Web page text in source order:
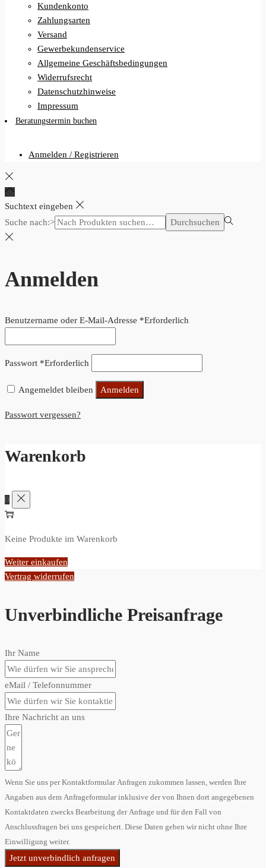
Kundenkonto
Zahlungsarten
Versand
Gewerbekundenservice
Allgemeine Geschäftsbedingungen
Widerrufsrecht
Datenschutzhinweise
Impressum
Beratungstermin buchen
Anmelden / Registrieren
Suchtext eingeben
Suche nach:>
Durchsuchen
Anmelden
Benutzername oder E-Mail-Adresse *Erforderlich
Passwort *Erforderlich
Angemeldet bleiben Anmelden
Passwort vergessen?
Warenkorb
0
Keine Produkte im Warenkorb
Weiter einkaufen
Vertrag widerrufen
Unverbindliche Preisanfrage
Ihr Name
eMail / Telefonnummer
Ihre Nachricht an uns
Wenn Sie uns per Kontaktformular Anfragen zukommen lassen, werden Ihre
Angaben aus dem Anfrageformular inklusive der von Ihnen dort angegebenen
Kontaktdaten zwecks Bearbeitung der Anfrage und für den Fall von
Anschlussfragen bei uns gespeichert. Diese Daten geben wir nicht ohne Ihre
Einwilligung weiter.
Jetzt unverbindlich anfragen